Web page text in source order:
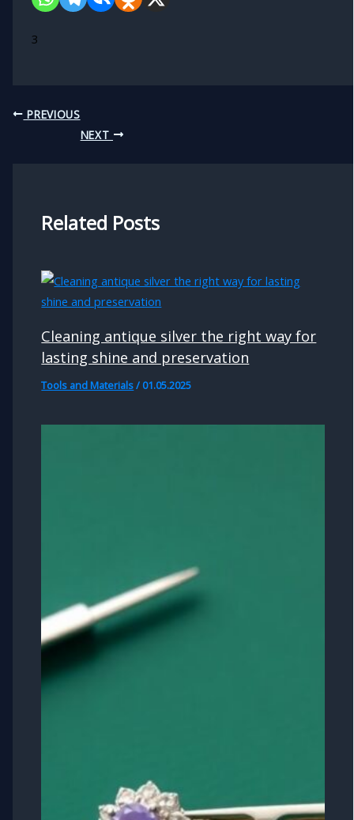
3
PREVIOUS
NEXT
Related Posts
Cleaning antique silver the right way for
lasting shine and preservation
Tools and Materials/ 01.05.2025